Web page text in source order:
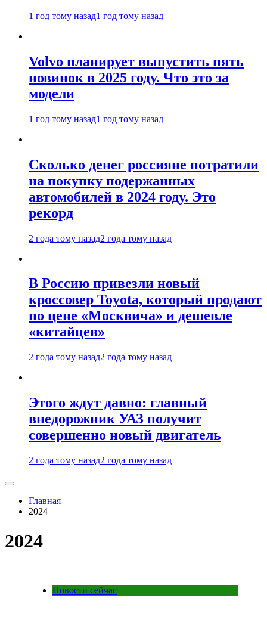
1 год тому назад1 год тому назад
Volvo планирует выпустить пять
новинок в 2025 году. Что это за
модели
1 год тому назад1 год тому назад
Сколько денег россияне потратили
на покупку подержанных
автомобилей в 2024 году. Это
рекорд
2 года тому назад2 года тому назад
В Россию привезли новый
кроссовер Toyota, который продают
по цене «Москвича» и дешевле
«китайцев»
2 года тому назад2 года тому назад
Этого ждут давно: главный
внедорожник УАЗ получит
совершенно новый двигатель
2 года тому назад2 года тому назад
Главная
2024
2024
Новости сейчас